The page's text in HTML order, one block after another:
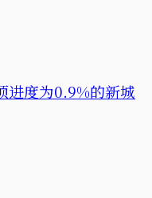
度为0.9%的新城